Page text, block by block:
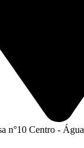
n°10 Centro -